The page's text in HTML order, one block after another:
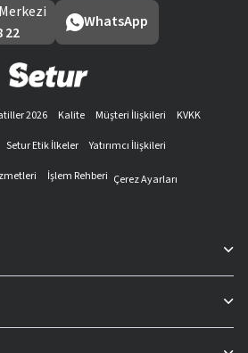
22
WhatsApp
2026 Kalite Müşteri İlişkileri
KVKK
Setur Etik İlkeler
Yatırımcı İlişkileri
İşlem Rehberi Çerez Ayarları